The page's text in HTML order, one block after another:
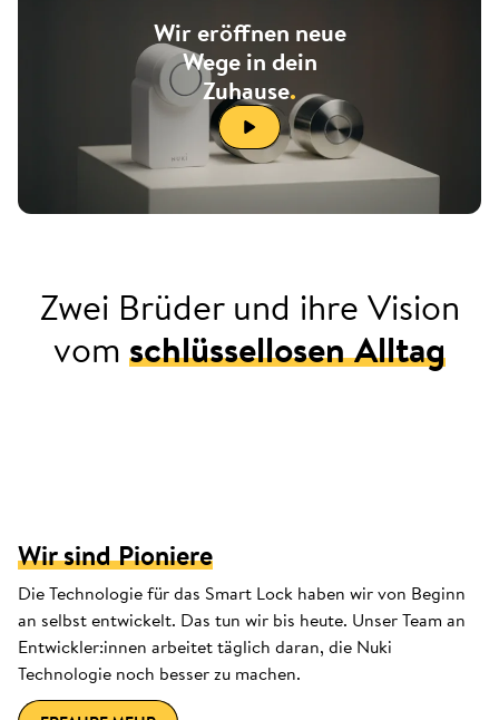
Wir eröffnen neue
Wege in dein
Zuhause.
Zwei Brüder und ihre Vision
vomschlüssellosen Alltag
2013: Jürgen findet in seinem Sport-
Wir sind Pioniere
Die Technologie für das Smart Lock haben wir von Beginn
an selbst entwickelt. Das tun wir bis heute. Unser Team an
Entwickler:innen arbeitet täglich daran, die Nuki
Technologie noch besser zu machen.